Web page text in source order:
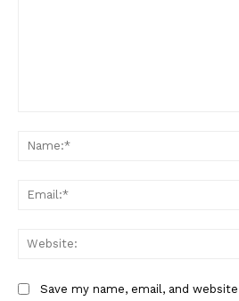
Save my name, email, and